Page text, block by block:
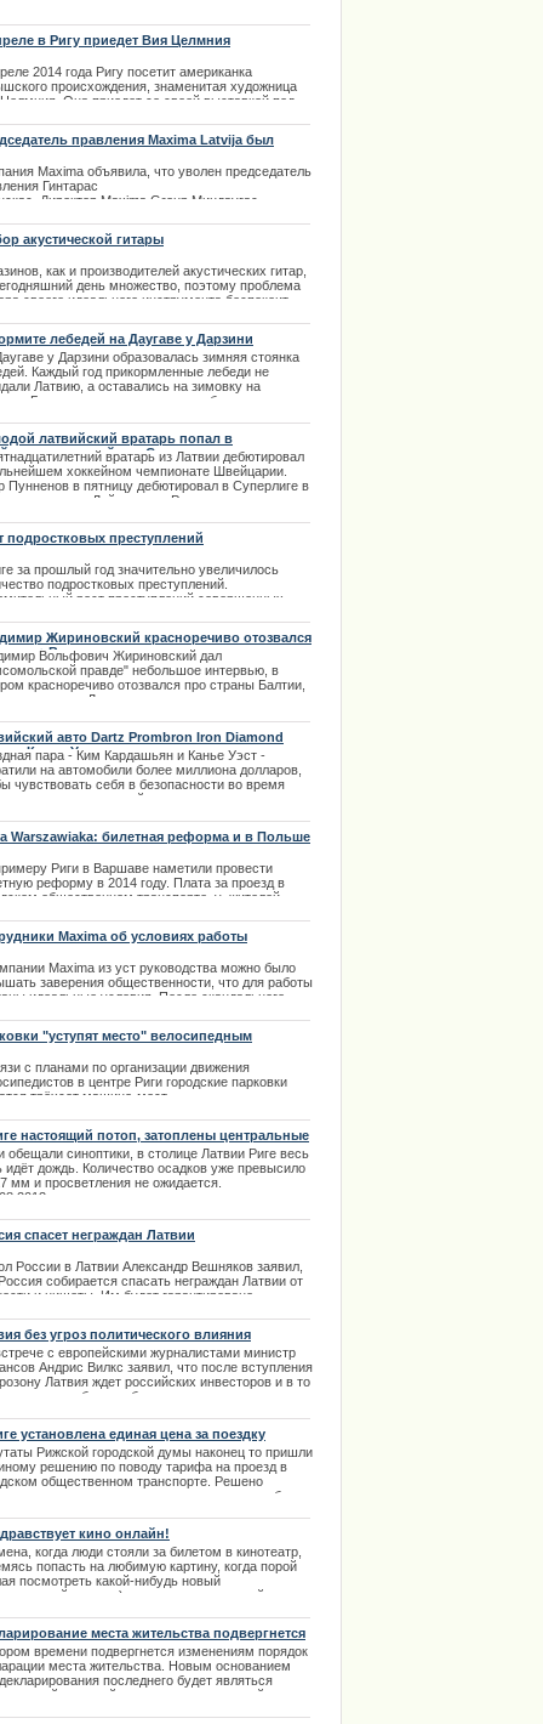
слова ожидают посетителей катка в
в Ригу приедет Вия Целмния
2014 года Ригу посетит американка
происхождения, знаменитая художница
Она приедет со своей выставкой под
правления Maxima Latvija был
Maxima объявила, что уволен председатель
Гинтарас
Директор Maxima Group Миндаугас
решение акционеров группы было вызвано
тяжелому
правления Maxima
Гинтараса Ясинскаса.
акустической гитары
как и производителей акустических гитар,
день множество, поэтому проблема
своего идеального инструмента беспокоит
лебедей на Даугаве у Дарзини
у Дарзини образовалась зимняя стоянка
Каждый год прикормленные лебеди не
Латвию, а оставались на зимовку на
Большое количество птиц собираются в
латвийский вратарь попал в
хоккейную Суперлиге
вратарь из Латвии дебютировал
хоккейном чемпионате Швейцарии.
Пунненов в пятницу дебютировал в Суперлиге в
команды «Лейкерс» из Рапперсвиля, сменив
подростковых преступлений
за прошлый год значительно увеличилось
подростковых преступлений.
рост преступлений совершенных
на улицы города выводится большее
патрулей муниципальной полиции, чем в
году.
Жириновский красноречиво отозвался
+ Видео
Вольфович Жириновский дал
правде" небольшое интервью, в
красноречиво отозвался про страны Балтии,
числе и про Латвию, а так же очень критичен
| 04.09.2013
авто Dartz Prombron Iron Diamond
Канье Уэст за почти миллион долларов
пара - Ким Кардашьян и Канье Уэст -
на автомобили более миллиона долларов,
чувствовать себя в безопасности во время
с их двухмесячной дочерью, пишет
Warszawiaka: билетная реформа и в Польше
Риги в Варшаве наметили провести
реформу в 2014 году. Плата за проезд в
общественном транспорте, у жителей
чем у приезжих граждан.
Maxima об условиях работы
Maxima из уст руководства можно было
заверения общественности, что для работы
идеальные условия. После скандального
Latvija Гинтараса Ясинскаса многие
этой торговой сети решили рассказать в
"уступят место" велосипедным
с планами по организации движения
в центре Риги городские парковки
трёхсот машино-мест.
настоящий потоп, затоплены центральные
города
обещали синоптики, в столице Латвии Риге весь
идёт дождь. Количество осадков уже превысило
мм и просветления не ожидается.
спасет неграждан Латвии
России в Латвии Александр Вешняков заявил
Россия собирается спасать неграждан Латвии от
и нищеты Им будет гарантировано
России.
без угроз политического влияния
с европейскими журналистами министр
Андрис Вилкс заявил, что после вступления
Латвия ждет российских инвесторов и в то
хотела бы освободиться от всяческих угроз
установлена единая цена за поездку
Рижской городской думы наконец то пришли
решению по поводу тарифа на проезд в
общественном транспорте. Решено
единую цену за одну поездку для любых
где задекларирован пассажир.
кино онлайн!
когда люди стояли за билетом в кинотеатр,
попасть на любимую картину, когда порой
посмотреть какой-нибудь новый
шедевр) выпрашивали лишний
места жительства подвергнется
времени подвергнется изменениям порядок
места жительства. Новым основанием
последнего будет являться
о найме жилой площади в письменной